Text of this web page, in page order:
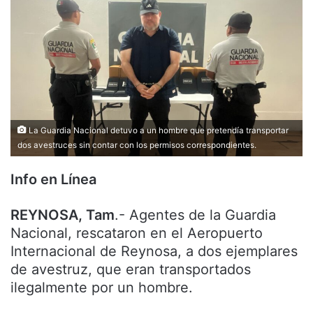
La Guardia Nacional detuvo a un hombre que pretendía transportar
dos avestruces sin contar con los permisos correspondientes.
Info en Línea
REYNOSA, Tam.- Agentes de la Guardia
Nacional, rescataron en el Aeropuerto
Internacional de Reynosa, a dos ejemplares
de avestruz, que eran transportados
ilegalmente por un hombre.